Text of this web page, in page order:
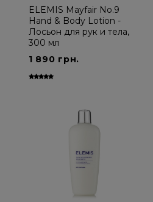
ELEMIS Mayfair No.9
Hand & Body Lotion -
Лосьон для рук и тела,
300 мл
1 890 грн.